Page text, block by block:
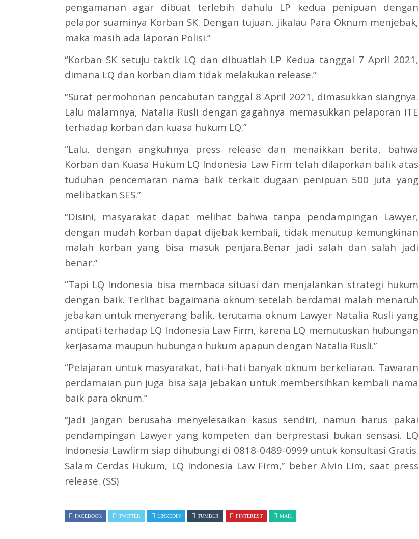
pengamanan agar dibuat terlebih dahulu LP kedua penipuan dengan
pelapor suaminya Korban SK. Dengan tujuan, jikalau Para Oknum menjebak,
maka masih ada laporan Polisi.”
“Korban SK setuju taktik LQ dan dibuatlah LP Kedua tanggal 7 April 2021,
dimana LQ dan korban diam tidak melakukan release.”
“Surat permohonan pencabutan tanggal 8 April 2021, dimasukkan siangnya.
Lalu malamnya, Natalia Rusli dengan gagahnya memasukkan pelaporan ITE
terhadap korban dan kuasa hukum LQ.”
“Lalu, dengan angkuhnya press release dan menaikkan berita, bahwa
Korban dan Kuasa Hukum LQ Indonesia Law Firm telah dilaporkan balik atas
tuduhan pencemaran nama baik terkait dugaan penipuan 500 juta yang
melibatkan SES.”
“Disini, masyarakat dapat melihat bahwa tanpa pendampingan Lawyer,
dengan mudah korban dapat dijebak kembali, tidak menutup kemungkinan
malah korban yang bisa masuk penjara.Benar jadi salah dan salah jadi
benar.”
“Tapi LQ Indonesia bisa membaca situasi dan menjalankan strategi hukum
dengan baik. Terlihat bagaimana oknum setelah berdamai malah menaruh
jebakan untuk menyerang balik, terutama oknum Lawyer Natalia Rusli yang
antipati terhadap LQ Indonesia Law Firm, karena LQ memutuskan hubungan
kerjasama maupun hubungan hukum apapun dengan Natalia Rusli.”
“Pelajaran untuk masyarakat, hati-hati banyak oknum berkeliaran. Tawaran
perdamaian pun juga bisa saja jebakan untuk membersihkan kembali nama
baik para oknum.”
“Jadi jangan berusaha menyelesaikan kasus sendiri, namun harus pakai
pendampingan Lawyer yang kompeten dan berprestasi bukan sensasi. LQ
Indonesia Lawfirm siap dihubungi di 0818-0489-0999 untuk konsultasi Gratis.
Salam Cerdas Hukum, LQ Indonesia Law Firm,” beber Alvin Lim, saat press
release. (SS)
FACEBOOK TWITTER LINKEDIN TUMBLR PINTEREST MAIL